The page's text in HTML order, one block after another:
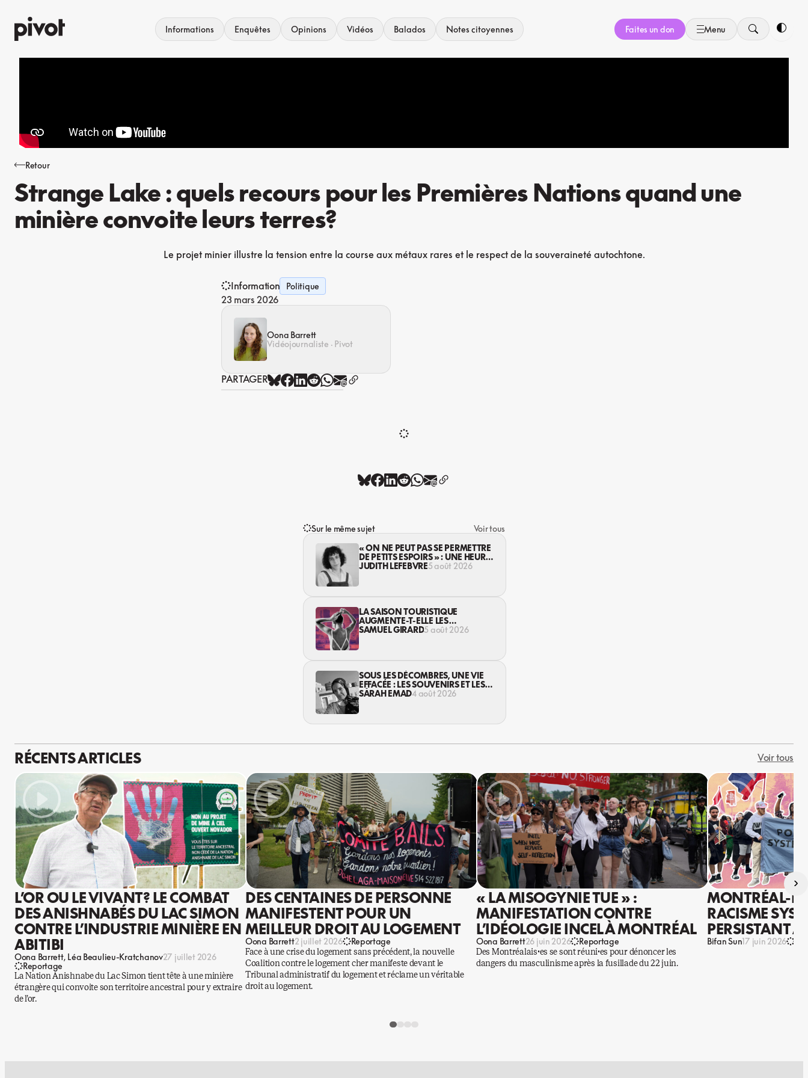
au
contenu
Informations Enquêtes Opinions Vidéos Balados Notes citoyennes Faites un don Menu
Retour
Strange Lake : quels recours pour les Premières Nations quand une
minière convoite leurs terres?
Le projet minier illustre la tension entre la course aux métaux rares et le respect de la souveraineté autochtone.
Information Politique
23 mars 2026
Oona Barrett
Vidéojournaliste · Pivot
PARTAGER
Sur le même sujet
Voir tous
« ON NE PEUT PAS SE PERMETTRE
DE PETITS ESPOIRS » : UNE HEURE
AVEC AVI LEWIS
JUDITH LEFEBVRE5 août 2026
LA SAISON TOURISTIQUE
AUGMENTE-T-ELLE LES
VIOLENCES CONTRE LES
SAMUEL GIRARD5 août 2026
SOUS LES DÉCOMBRES, UNE VIE
EFFACÉE : LES SOUVENIRS ET LES
RÊVES PERDUS DES HABITANT·ES
SARAH EMAD4 août 2026
RÉCENTS ARTICLES Voir tous
L’OR OU LE VIVANT? LE COMBAT
DES ANISHNABÉS DU LAC SIMON
CONTRE L’INDUSTRIE MINIÈRE EN
ABITIBI
Oona Barrett Léa Beaulieu-Kratchanov27 juillet 2026
Reportage
La Nation Anishnabe du Lac Simon tient tête à une minière
étrangère qui convoite son territoire ancestral pour y extraire
de l’or.
DES CENTAINES DE PERSONNE
MANIFESTENT POUR UN
MEILLEUR DROIT AU LOGEMENT
Oona Barrett2 juillet 2026 Reportage
Face à une crise du logement sans précédent, la nouvelle
Coalition contre le logement cher manifeste devant le
Tribunal administratif du logement et réclame un véritable
droit au logement.
« LA MISOGYNIE TUE » :
MANIFESTATION CONTRE
L’IDÉOLOGIE INCEL À MONTRÉAL
Oona Barrett26 juin 2026 Reportage
Des Montréalais·es se sont réuni·es pour dénoncer les
dangers du masculinisme après la fusillade du 22 juin.
MONTRÉAL-
RACISME
PERSISTANT
Bifan Sun17 juin 2026
›